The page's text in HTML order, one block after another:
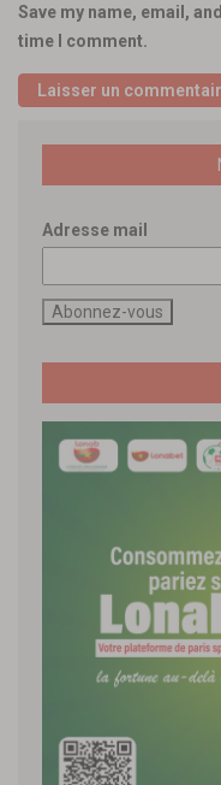
Save my name, email,
time I comment.
Adresse mail